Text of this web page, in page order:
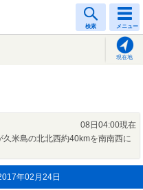
検索 メニュー
現在地
08日04:00現在
米島の北北西約40kmを南南西に
年02月24日